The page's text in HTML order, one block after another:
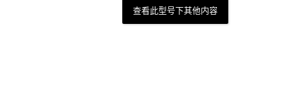
查看此型号下其他内容